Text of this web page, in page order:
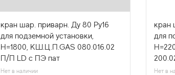
кран шар. приварн. Ду 80 Ру16
для подземной установки,
H=1800, КШ.Ц.П.GAS 080.016.02
П/П LD с ПЭ пат
Нет в наличии
кран
для
Нет в